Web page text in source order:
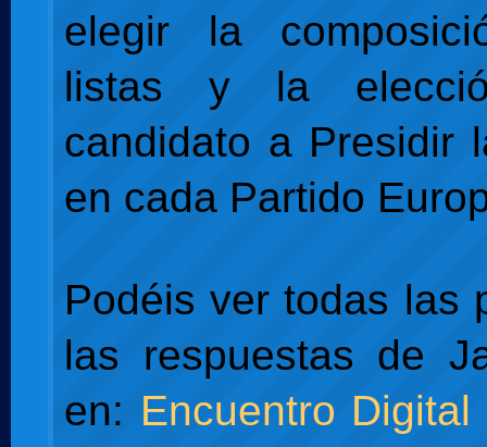
elegir la
listas y la
candidato a Presidir
en cada Partido
Podéis ver todas las
las respuestas de
en: Encuentro